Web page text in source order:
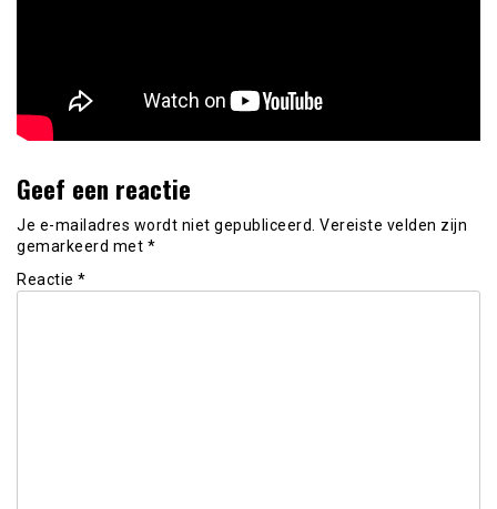
Geef een reactie
Je e-mailadres wordt niet gepubliceerd. Vereiste velden zijn
gemarkeerd met *
Reactie *